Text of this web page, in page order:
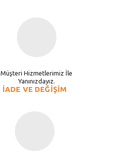
Müşteri Hizmetlerimiz İle
Yanınızdayız.
İADE VE DEĞİŞİM